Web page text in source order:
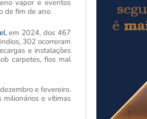
vapor e eventos
de fim de ano.
, em 2024, dos 467
302 ocorreram
e instalações
carpetes, fios mal
e fevereiro.
milionários e vítimas